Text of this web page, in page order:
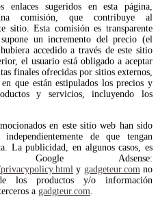
sugeridos en esta página,
comisión, que contribuye al
sitio. Esta comisión es transparente
un incremento del precio (el
accedido a través de este sitio
el usuario está obligado a aceptar
finales ofrecidas por sitios externos,
que están estipulados los precios y
y servicios, incluyendo los
en este sitio web han sido
de que tengan
La publicidad, en algunos casos, es
Google Adsense:
y gadgeteur.com no
los productos y/o información
a gadgteur.com